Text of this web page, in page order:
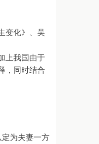
变化》、吴
上我国由于
，同时结合
为夫妻一方